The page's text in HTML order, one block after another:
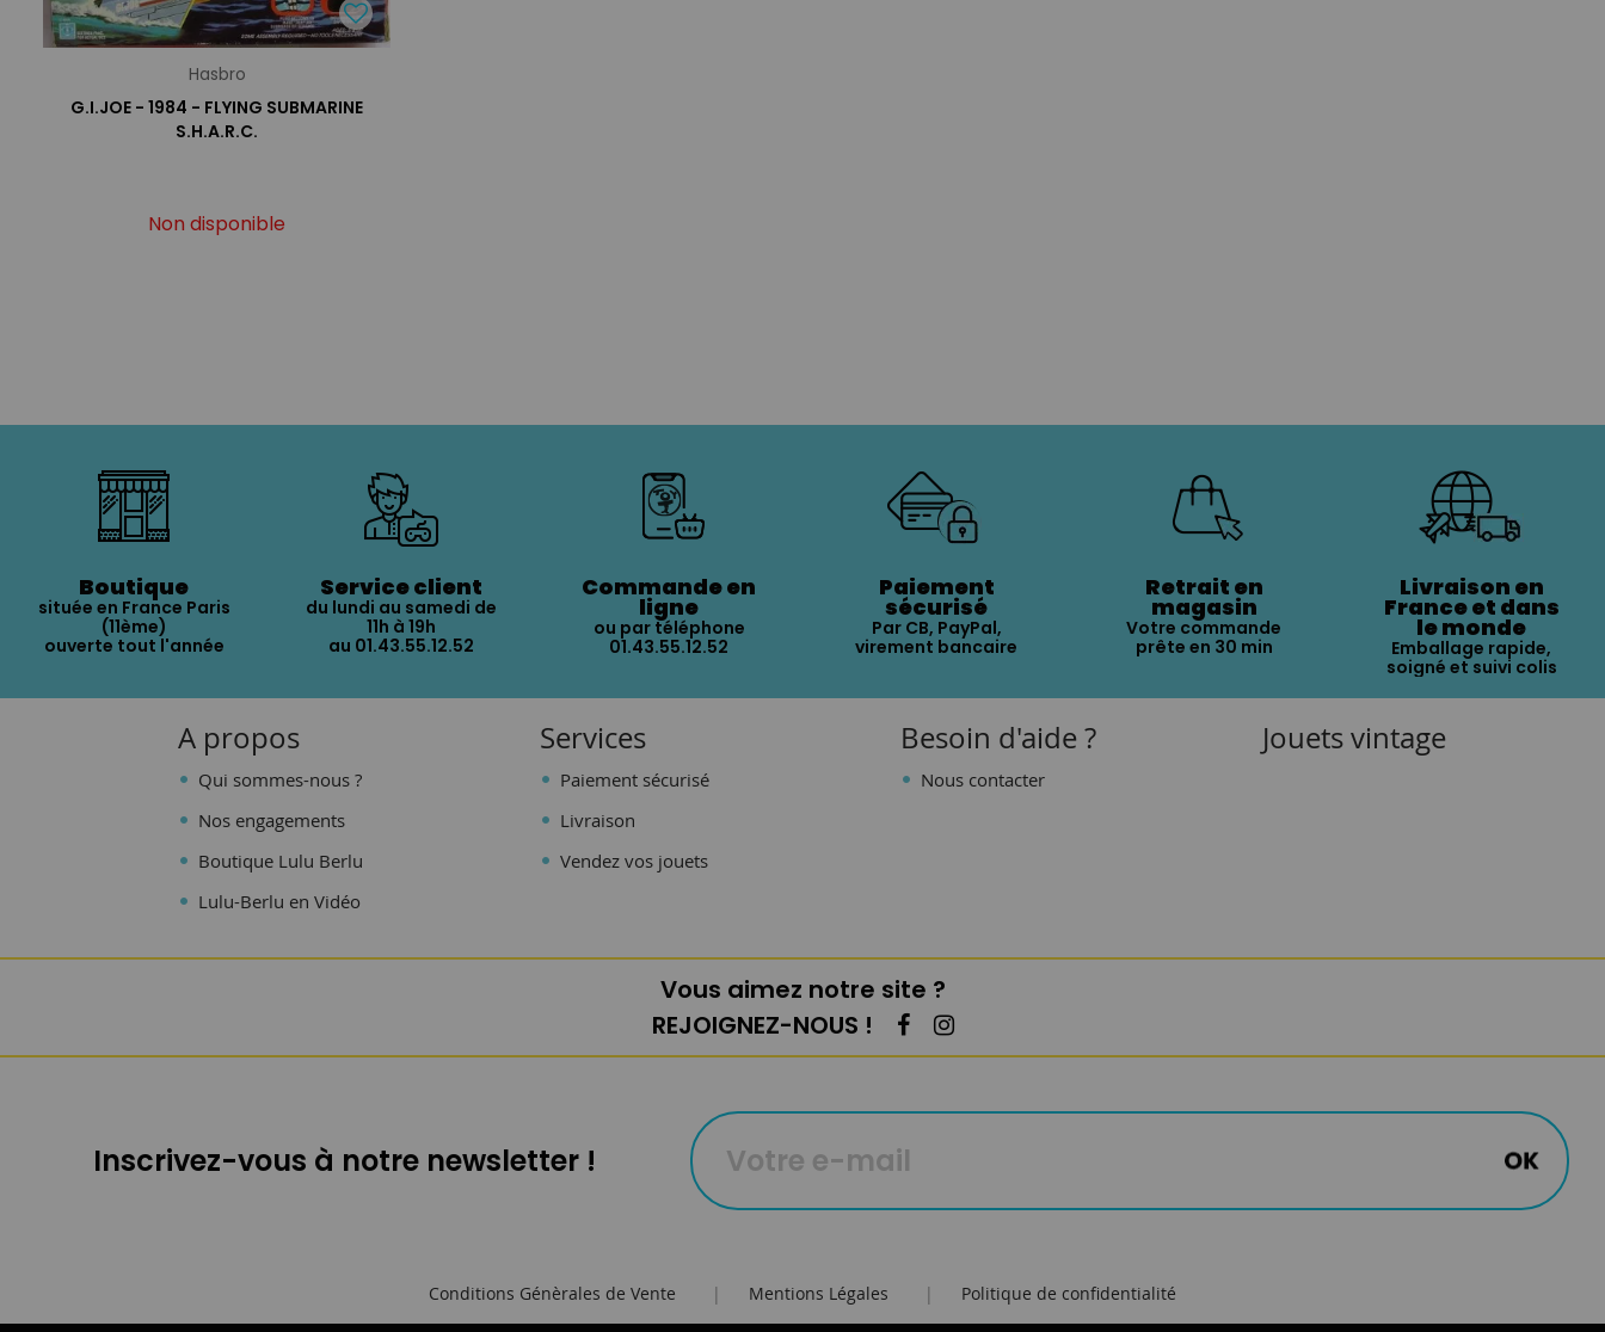
Hasbro
G.I.JOE - 1984 - FLYING SUBMARINE
S.H.A.R.C.
Non disponible
Boutique
située en France Paris
(11ème)
ouverte tout l'année
Service client
du lundi au samedi de
11h à 19h
au 01.43.55.12.52
Commande en
ligne
ou par téléphone
01.43.55.12.52
Paiement
sécurisé
Par CB, PayPal,
virement bancaire
Retrait en
magasin
Votre commande
prête en 30 min
Livraison en
France et dans
le monde
Emballage rapide,
soigné et suivi colis
A propos
Qui sommes-nous ?
Nos engagements
Boutique Lulu Berlu
Lulu-Berlu en Vidéo
Services
Paiement sécurisé
Livraison
Vendez vos jouets
Besoin d'aide ?
Nous contacter
Jouets vintage
Vous aimez notre site ?
REJOIGNEZ-NOUS !
Inscrivez-vous à notre newsletter !
Conditions Génèrales de Vente | Mentions Légales | Politique de confidentialité